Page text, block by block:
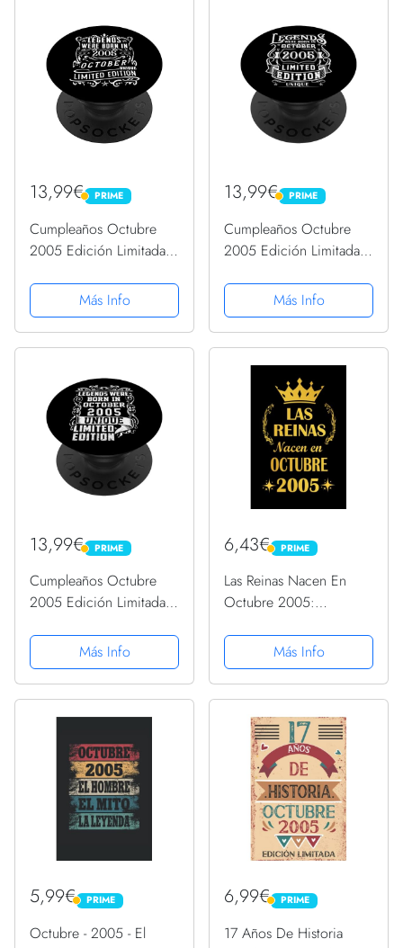
13,99€ PRIME
PRIME
Cumpleaños Octubre
2005 Edición Limitada
PopSockets PopGrip
Intercambiable
Más Info
13,99€ PRIME
PRIME
Cumpleaños Octubre
2005 Edición Limitada
PopSockets PopGrip
Intercambiable
Más Info
13,99€ PRIME
PRIME
Cumpleaños Octubre
2005 Edición Limitada
PopSockets PopGrip
Intercambiable
Más Info
6,43€ PRIME
PRIME
Las Reinas Nacen En
Octubre 2005:
regalos de cumpleaños
para niña, 16 años
cumpleaños, diario
pulgadas, 120 paginas.
Más Info
5,99€ PRIME
PRIME
Octubre - 2005 - El
6,99€ PRIME
PRIME
17 Años De Historia